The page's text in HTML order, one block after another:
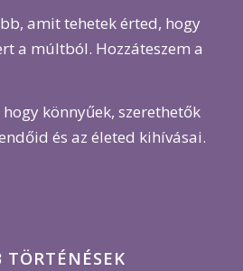
amit tehetek érted, hogy
a múltból. Hozzáteszem a
könnyűek, szerethetők
és az életed kihívásai.
TÖRTÉNÉSEK